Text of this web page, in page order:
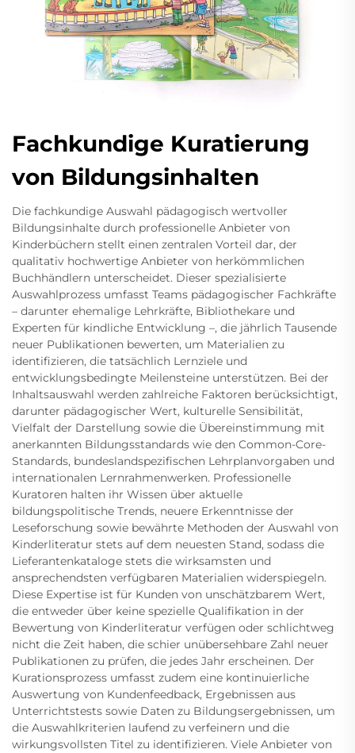
Fachkundige Kuratierung
von Bildungsinhalten
Die fachkundige Auswahl pädagogisch wertvoller
Bildungsinhalte durch professionelle Anbieter von
Kinderbüchern stellt einen zentralen Vorteil dar, der
qualitativ hochwertige Anbieter von herkömmlichen
Buchhändlern unterscheidet. Dieser spezialisierte
Auswahlprozess umfasst Teams pädagogischer Fachkräfte
– darunter ehemalige Lehrkräfte, Bibliothekare und
Experten für kindliche Entwicklung –, die jährlich Tausende
neuer Publikationen bewerten, um Materialien zu
identifizieren, die tatsächlich Lernziele und
entwicklungsbedingte Meilensteine unterstützen. Bei der
Inhaltsauswahl werden zahlreiche Faktoren berücksichtigt,
darunter pädagogischer Wert, kulturelle Sensibilität,
Vielfalt der Darstellung sowie die Übereinstimmung mit
anerkannten Bildungsstandards wie den Common-Core-
Standards, bundeslandspezifischen Lehrplanvorgaben und
internationalen Lernrahmenwerken. Professionelle
Kuratoren halten ihr Wissen über aktuelle
bildungspolitische Trends, neuere Erkenntnisse der
Leseforschung sowie bewährte Methoden der Auswahl von
Kinderliteratur stets auf dem neuesten Stand, sodass die
Lieferantenkataloge stets die wirksamsten und
ansprechendsten verfügbaren Materialien widerspiegeln.
Diese Expertise ist für Kunden von unschätzbarem Wert,
die entweder über keine spezielle Qualifikation in der
Bewertung von Kinderliteratur verfügen oder schlichtweg
nicht die Zeit haben, die schier unübersehbare Zahl neuer
Publikationen zu prüfen, die jedes Jahr erscheinen. Der
Kurationsprozess umfasst zudem eine kontinuierliche
Auswertung von Kundenfeedback, Ergebnissen aus
Unterrichtstests sowie Daten zu Bildungsergebnissen, um
die Auswahlkriterien laufend zu verfeinern und die
wirkungsvollsten Titel zu identifizieren. Viele Anbieter von